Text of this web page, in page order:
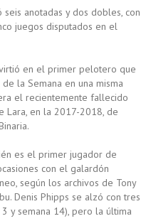
anotadas y dos dobles, con
juegos disputados en el
en el primer pelotero que
la Semana en una misma
el recientemente fallecido
Lara, en la 2017-2018, de
es el primer jugador de
con el galardón
según los archivos de Tony
Denis Phipps se alzó con tres
y semana 14), pero la última